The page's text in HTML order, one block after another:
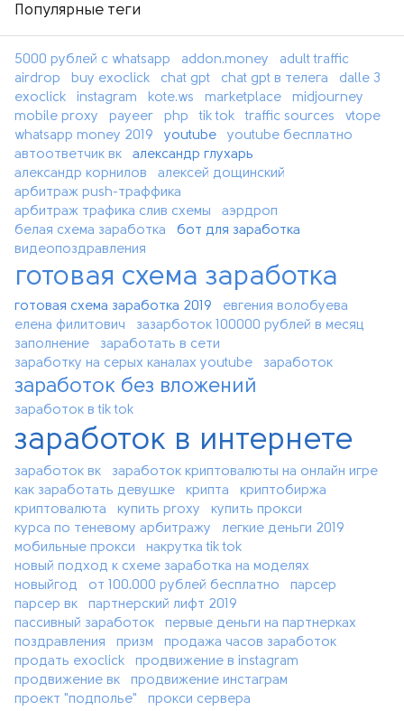
Популярные теги
5000 рублей с whatsapp addon.money
adult traffic
airdrop
buy exoclick chat gpt chat gpt в телега
dalle 3
exoclick
instagram kote.ws marketplace
midjourney
mobile proxy
payeer php tik tok traffic sources
vtope
whatsapp money 2019
youtube
youtube бесплатно
автоответчик вк
александр глухарь
александр корнилов
алексей дощинский
арбитраж push-траффика
арбитраж трафика слив схемы
аэрдроп
белая схема заработка
бот для заработка
видеопоздравления
готовая схема заработка
готовая схема заработка 2019
евгения волобуева
елена филитович
зазарботок 100000 рублей в месяц
заполнение
заработать в сети
заработку на серых каналах youtube
заработок
заработок без вложений
заработок в tik tok
заработок в интернете
заработок вк
заработок криптовалюты на онлайн игре
как заработать девушке
крипта
криптобиржа
криптовалюта
купить proxy
купить прокси
курса по теневому арбитражу
легкие деньги 2019
мобильные прокси
накрутка tik tok
новый подход к схеме заработка на моделях
новыйгод
от 100.000 рублей бесплатно
парсер
парсер вк
партнерский лифт 2019
пассивный заработок
первые деньги на партнерках
поздравления
призм
продажа часов заработок
продать exoclick
продвижение в instagram
продвижение вк
продвижение инстаграм
проект "подполье"
прокси сервера